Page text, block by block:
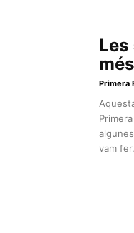
Primera
vam